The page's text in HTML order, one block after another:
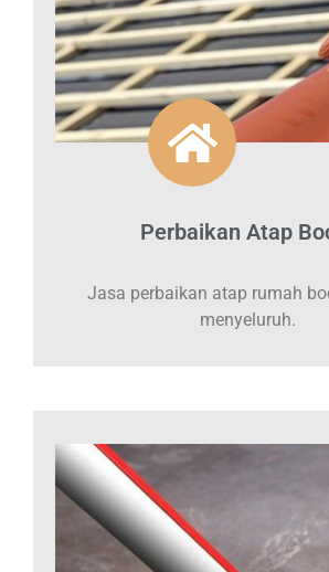
Perbaikan Atap
Jasa perbaikan atap rumah
menyeluruh.